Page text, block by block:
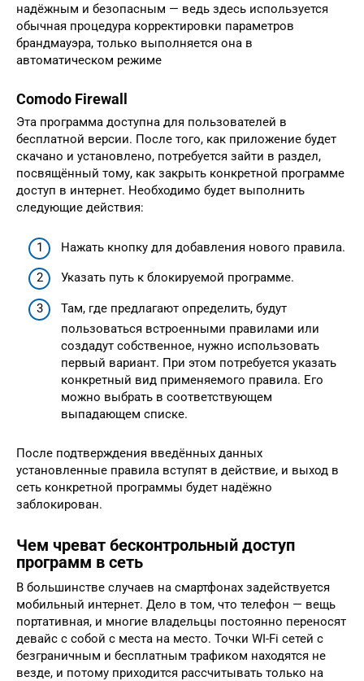
надёжным и безопасным — ведь здесь используется
обычная процедура корректировки параметров
брандмауэра, только выполняется она в
автоматическом режиме
Comodo Firewall
Эта программа доступна для пользователей в
бесплатной версии. После того, как приложение будет
скачано и установлено, потребуется зайти в раздел,
посвящённый тому, как закрыть конкретной программе
доступ в интернет. Необходимо будет выполнить
следующие действия:
Нажать кнопку для добавления нового правила.
Указать путь к блокируемой программе.
Там, где предлагают определить, будут
пользоваться встроенными правилами или
создадут собственное, нужно использовать
первый вариант. При этом потребуется указать
конкретный вид применяемого правила. Его
можно выбрать в соответствующем
выпадающем списке.
После подтверждения введённых данных
установленные правила вступят в действие, и выход в
сеть конкретной программы будет надёжно
заблокирован.
Чем чреват бесконтрольный доступ
программ в сеть
В большинстве случаев на смартфонах задействуется
мобильный интернет. Дело в том, что телефон — вещь
портативная, и многие владельцы постоянно переносят
девайс с собой с места на место. Точки WI-Fi сетей с
безграничным и бесплатным трафиком находятся не
везде, и потому приходится рассчитывать только на